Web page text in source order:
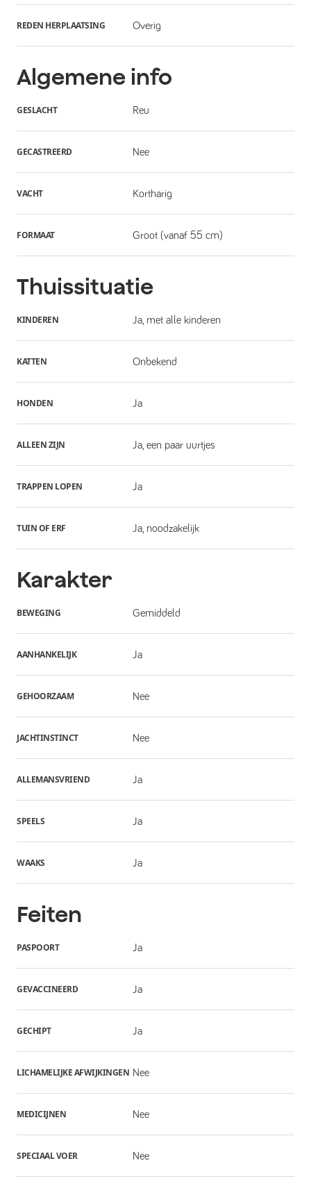
REDEN HERPLAATSING Overig
Algemene info
GESLACHT Reu
GECASTREERD Nee
VACHT Kortharig
FORMAAT Groot (vanaf 55 cm)
Thuissituatie
KINDEREN Ja, met alle kinderen
KATTEN Onbekend
HONDEN Ja
ALLEEN ZIJN Ja, een paar uurtjes
TRAPPEN LOPEN Ja
TUIN OF ERF Ja, noodzakelijk
Karakter
BEWEGING Gemiddeld
AANHANKELIJK Ja
GEHOORZAAM Nee
JACHTINSTINCT Nee
ALLEMANSVRIEND Ja
SPEELS Ja
WAAKS Ja
Feiten
PASPOORT Ja
GEVACCINEERD Ja
GECHIPT Ja
LICHAMELIJKE AFWIJKINGEN Nee
MEDICIJNEN Nee
SPECIAAL VOER Nee